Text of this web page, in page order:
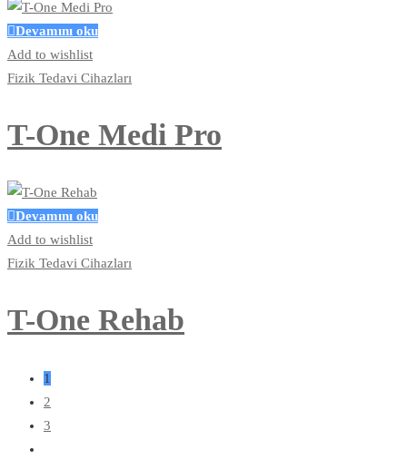
Devamını oku
Add to wishlist
Fizik Tedavi Cihazları
T-One Medi Pro
Devamını oku
Add to wishlist
Fizik Tedavi Cihazları
T-One Rehab
1
2
3